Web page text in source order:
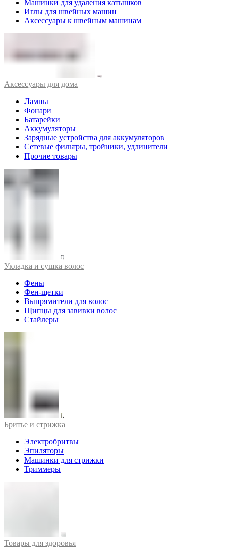
Машинки для удаления катышков
Иглы для швейных машин
Аксессуары к швейным машинам
Аксессуары для дома
Лампы
Фонари
Батарейки
Аккумуляторы
Зарядные устройства для аккумуляторов
Сетевые фильтры, тройники, удлинители
Прочие товары
Укладка и сушка волос
Фены
Фен-щетки
Выпрямители для волос
Щипцы для завивки волос
Стайлеры
Бритье и стрижка
Электробритвы
Эпиляторы
Машинки для стрижки
Триммеры
Товары для здоровья